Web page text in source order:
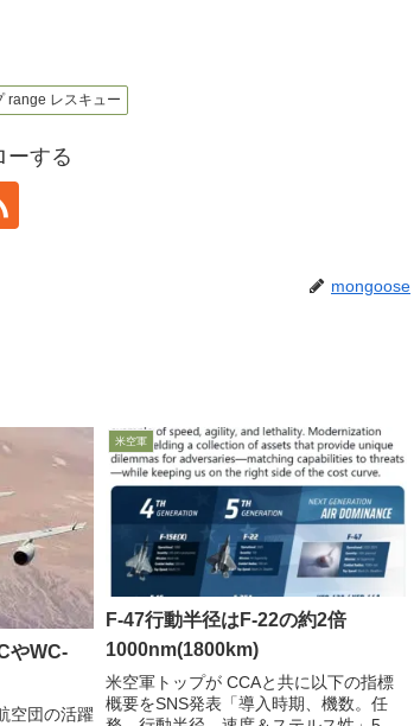
range レスキュー
ーする
mongoose
やWC-
空団の活躍
米空軍
F-47行動半径はF-22の約2倍
1000nm(1800km)
米空軍トップが CCAと共に以下の指標
概要をSNS発表「導入時期、機数。任